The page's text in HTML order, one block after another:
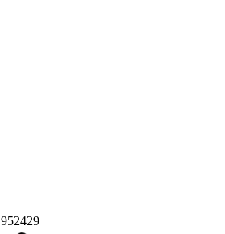
952429